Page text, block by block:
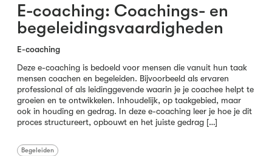
E-coaching: Coachings- en
begeleidingsvaardigheden
E-coaching
Deze e-coaching is bedoeld voor mensen die vanuit hun taak
mensen coachen en begeleiden. Bijvoorbeeld als ervaren
professional of als leidinggevende waarin je je coachee helpt te
groeien en te ontwikkelen. Inhoudelijk, op taakgebied, maar
ook in houding en gedrag. In deze e-coaching leer je hoe je dit
proces structureert, opbouwt en het juiste gedrag […]
Begeleiden